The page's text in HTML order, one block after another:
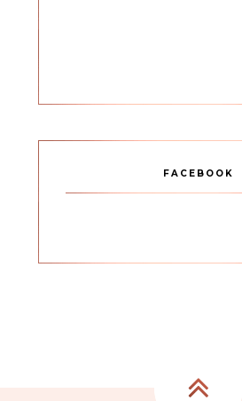
FACEBOOK